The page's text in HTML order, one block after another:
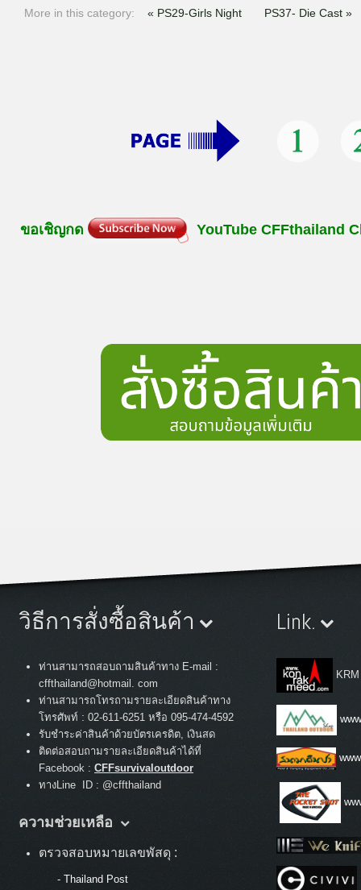
More in this category: « PS29-Girls Night PS37- Die Cast »
ขอเชิญกด YouTube CFFthailand
วิธีการสั่งซื้อสินค้า
ท่านสามารถสอบถามสินค้าทาง E-mail :
cffthailand@hotmail. com
ท่านสามารถโทรถามรายละเอียดสินค้าทาง
โทรศัพท์ : 02-611-6251 หรือ 095-474-4592
รับชำระค่าสินค้าด้วยบัตรเครดิต, เงินสด
ติดต่อสอบถามรายละเอียดสินค้าได้ที่
Facebook : CFFsurvivaloutdoor
ทางLine ID : @cffthailand
ความช่วยเหลือ
ตรวจสอบหมายเลขพัสดุ :
- Thailand Post
Link.
KRM